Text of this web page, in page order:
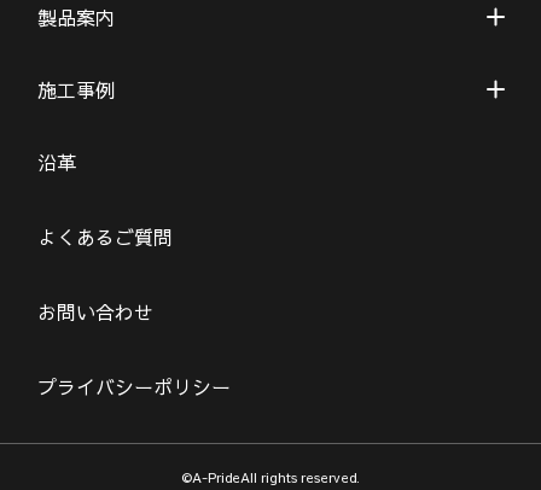
製品案内
施工事例
沿革
よくあるご質問
お問い合わせ
プライバシーポリシー
©A-PrideAll rights reserved.